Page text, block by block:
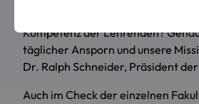
Kompetenz der Lehrenden?
täglicher Ansporn und unsere
Dr. Ralph Schneider, Präsident
Auch im Check der einzelnen